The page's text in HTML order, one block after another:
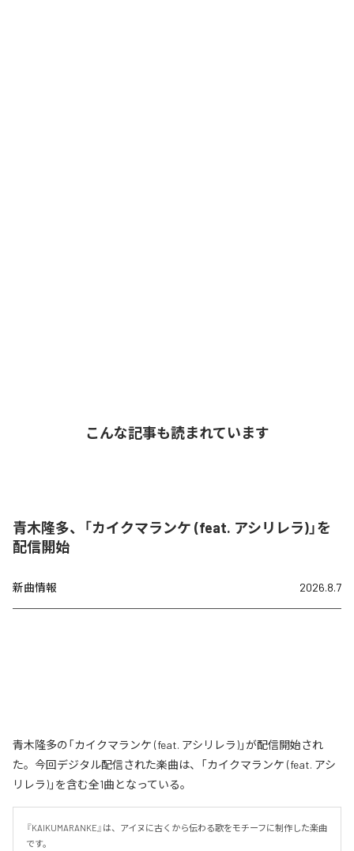
こんな記事も読まれています
青木隆多、「カイクマランケ (feat. アシリレラ)」を
配信開始
新曲情報 2026.8.7
青木隆多の「カイクマランケ (feat. アシリレラ)」が配信開始され
た。今回デジタル配信された楽曲は、「カイクマランケ (feat. アシ
リレラ)」を含む全1曲となっている。
『KAIKUMARANKE』は、アイヌに古くから伝わる歌をモチーフに制作した楽曲
です。